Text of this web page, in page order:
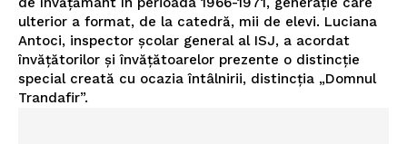
ulterior a format, de la catedră, mii de elevi. Luciana
Antoci, inspector şcolar general al ISJ, a acordat
învăţătorilor şi învăţătoarelor prezente o distincţie
special creată cu ocazia întâlnirii, distincţia „Domnul
Trandafir”.